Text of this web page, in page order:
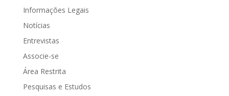
Informações Legais
Notícias
Entrevistas
Associe-se
Área Restrita
Pesquisas e Estudos